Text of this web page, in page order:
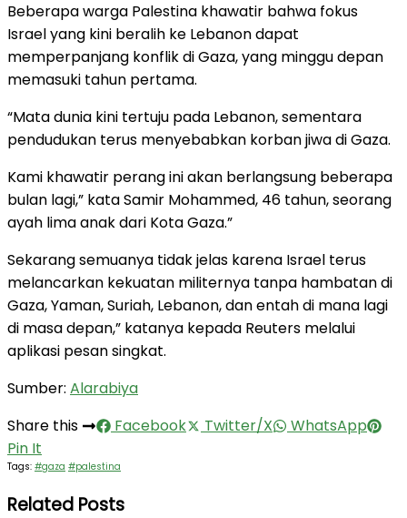
Beberapa warga Palestina khawatir bahwa fokus
Israel yang kini beralih ke Lebanon dapat
memperpanjang konflik di Gaza, yang minggu depan
memasuki tahun pertama.
“Mata dunia kini tertuju pada Lebanon, sementara
pendudukan terus menyebabkan korban jiwa di Gaza.
Kami khawatir perang ini akan berlangsung beberapa
bulan lagi,” kata Samir Mohammed, 46 tahun, seorang
ayah lima anak dari Kota Gaza.”
Sekarang semuanya tidak jelas karena Israel terus
melancarkan kekuatan militernya tanpa hambatan di
Gaza, Yaman, Suriah, Lebanon, dan entah di mana lagi
di masa depan,” katanya kepada Reuters melalui
aplikasi pesan singkat.
Sumber: Alarabiya
Share this
Facebook Twitter/X
WhatsApp
Pin It
Tags: #gaza #palestina
Related Posts